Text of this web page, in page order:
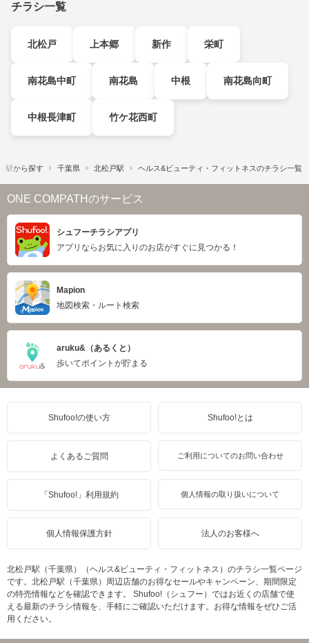
チラシ一覧
北松戸 上本郷 新作 栄町
南花島中町 南花島 中根 南花島向町
中根長津町 竹ケ花西町
駅から探す 千葉県 北松戸駅 ヘルス&ビューティ・フィットネスのチラシ一覧
ONE COMPATHのサービス
シュフーチラシアプリ
アプリならお気に入りのお店がすぐに見つかる！
Mapion
地図検索・ルート検索
aruku&（あるくと）
歩いてポイントが貯まる
Shufoo!の使い方 Shufoo!とは
よくあるご質問 ご利用についてのお問い合わせ
「Shufoo!」利用規約 個人情報の取り扱いについて
個人情報保護方針 法人のお客様へ
北松戸駅（千葉県）（ヘルス&ビューティ・フィットネス）のチラシ一覧ページ
です。北松戸駅（千葉県）周辺店舗のお得なセールやキャンペーン、期間限定
の特売情報などを確認できます。 Shufoo!（シュフー）ではお近くの店舗で使
える最新のチラシ情報を、手軽にご確認いただけます。お得な情報をぜひご活
用ください。